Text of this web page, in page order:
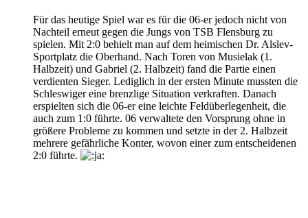
Für das heutige Spiel war es für die 06-er jedoch nicht von
Nachteil erneut gegen die Jungs von TSB Flensburg zu
spielen. Mit 2:0 behielt man auf dem heimischen Dr. Alslev-
Sportplatz die Oberhand. Nach Toren von Musielak (1.
Halbzeit) und Gabriel (2. Halbzeit) fand die Partie einen
verdienten Sieger. Lediglich in der ersten Minute mussten die
Schleswiger eine brenzlige Situation verkraften. Danach
erspielten sich die 06-er eine leichte Feldüberlegenheit, die
auch zum 1:0 führte. 06 verwaltete den Vorsprung ohne in
größere Probleme zu kommen und setzte in der 2. Halbzeit
mehrere gefährliche Konter, wovon einer zum entscheidenen
2:0 führte.